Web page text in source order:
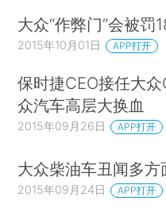
大众“作弊门”会被罚
2015年10月01日 APP打开
保时捷CEO接任大众
众汽车高层大换血
2015年09月26日 APP打开
大众柴油车丑闻多方
2015年09月24日 APP打开